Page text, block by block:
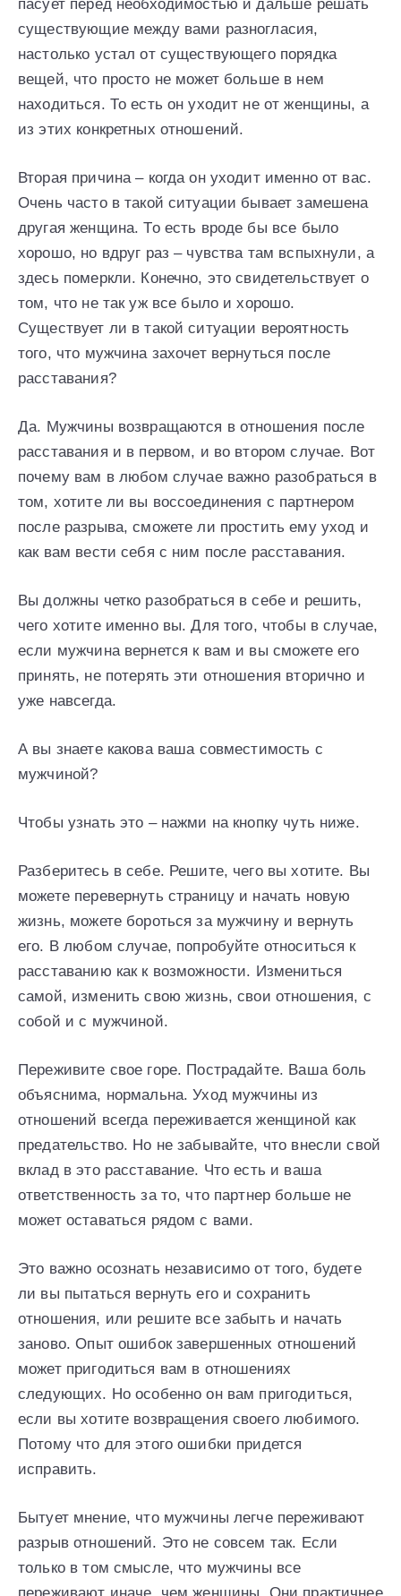
пасует перед необходимостью и дальше решать
существующие между вами разногласия,
настолько устал от существующего порядка
вещей, что просто не может больше в нем
находиться. То есть он уходит не от женщины, а
из этих конкретных отношений.
Вторая причина – когда он уходит именно от вас.
Очень часто в такой ситуации бывает замешена
другая женщина. То есть вроде бы все было
хорошо, но вдруг раз – чувства там вспыхнули, а
здесь померкли. Конечно, это свидетельствует о
том, что не так уж все было и хорошо.
Существует ли в такой ситуации вероятность
того, что мужчина захочет вернуться после
расставания?
Да. Мужчины возвращаются в отношения после
расставания и в первом, и во втором случае. Вот
почему вам в любом случае важно разобраться в
том, хотите ли вы воссоединения с партнером
после разрыва, сможете ли простить ему уход и
как вам вести себя с ним после расставания.
Вы должны четко разобраться в себе и решить,
чего хотите именно вы. Для того, чтобы в случае,
если мужчина вернется к вам и вы сможете его
принять, не потерять эти отношения вторично и
уже навсегда.
А вы знаете какова ваша совместимость с
мужчиной?
Чтобы узнать это – нажми на кнопку чуть ниже.
Разберитесь в себе. Решите, чего вы хотите. Вы
можете перевернуть страницу и начать новую
жизнь, можете бороться за мужчину и вернуть
его. В любом случае, попробуйте относиться к
расставанию как к возможности. Измениться
самой, изменить свою жизнь, свои отношения, с
собой и с мужчиной.
Переживите свое горе. Пострадайте. Ваша боль
объяснима, нормальна. Уход мужчины из
отношений всегда переживается женщиной как
предательство. Но не забывайте, что внесли свой
вклад в это расставание. Что есть и ваша
ответственность за то, что партнер больше не
может оставаться рядом с вами.
Это важно осознать независимо от того, будете
ли вы пытаться вернуть его и сохранить
отношения, или решите все забыть и начать
заново. Опыт ошибок завершенных отношений
может пригодиться вам в отношениях
следующих. Но особенно он вам пригодиться,
если вы хотите возвращения своего любимого.
Потому что для этого ошибки придется
исправить.
Бытует мнение, что мужчины легче переживают
разрыв отношений. Это не совсем так. Если
только в том смысле, что мужчины все
переживают иначе, чем женщины. Они практичнее